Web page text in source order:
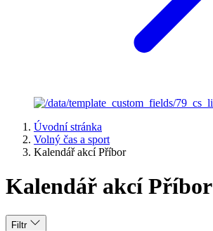
Úvodní stránka
Volný čas a sport
Kalendář akcí Příbor
Kalendář akcí Příbor
Filtr